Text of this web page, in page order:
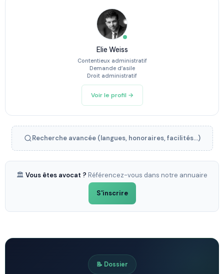
Elie Weiss
Contentieux administratif
Demande d’asile
Droit administratif
Voir le profil →
Recherche avancée (langues, honoraires, facilités...)
🏛️ Vous êtes avocat ? Référencez-vous dans notre annuaire
S'inscrire
📝 Dossier